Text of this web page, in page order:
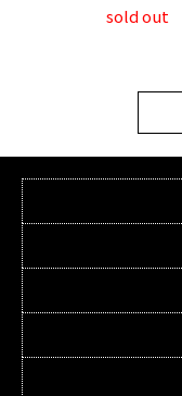
sold out